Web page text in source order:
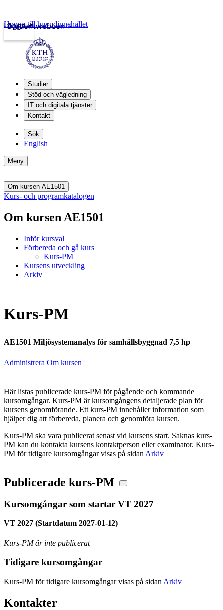
Studentwebben
Logga in
Hoppa till huvudinnehållet
Studier
Stöd och vägledning
IT och digitala tjänster
Kontakt
Sök
English
Meny
Om kursen AE1501
Kurs- och programkatalogen
Om kursen AE1501
Inför kursval
Förbereda och gå kurs
Kurs-PM
Kursens utveckling
Arkiv
Kurs-PM
AE1501 Miljösystemanalys för samhällsbyggnad 7,5 hp
Administrera Om kursen
Här listas publicerade kurs-PM för pågående och kommande
kursomgångar. Kurs-PM är kursomgångens detaljerade plan för
kursens genomförande. Ett kurs-PM innehåller information som
hjälper dig att förbereda, planera och genomföra kursen.
Kurs-PM ska vara publicerat senast vid kursens start. Saknas kurs-
PM kan du kontakta kursens kontaktperson eller examinator. Kurs-
PM för tidigare kursomgångar visas på sidan Arkiv
Publicerade kurs-PM
Kursomgångar som startar VT 2027
VT 2027 (Startdatum 2027-01-12)
Kurs-PM är inte publicerat
Tidigare kursomgångar
Kurs-PM för tidigare kursomgångar visas på sidan Arkiv
Kontakter